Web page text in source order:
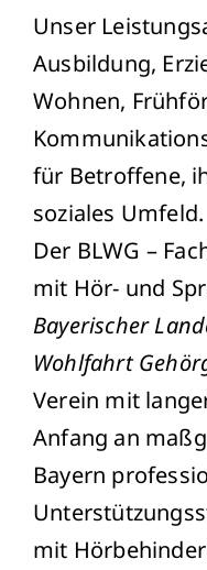
Unser
Ausbildung,
Wohnen,
für Betroffene,
soziales Umfeld.
Der BLWG –
mit Hör- und
Bayerischer
Wohlfahrt
Verein mit
Anfang an
Bayern
mit